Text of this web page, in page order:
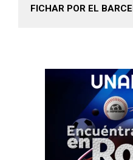
FICHAR POR EL